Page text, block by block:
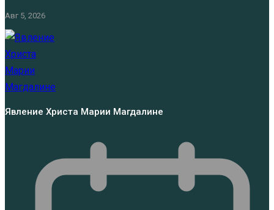
Авг 5, 2026
Явление Христа Марии Магдалине